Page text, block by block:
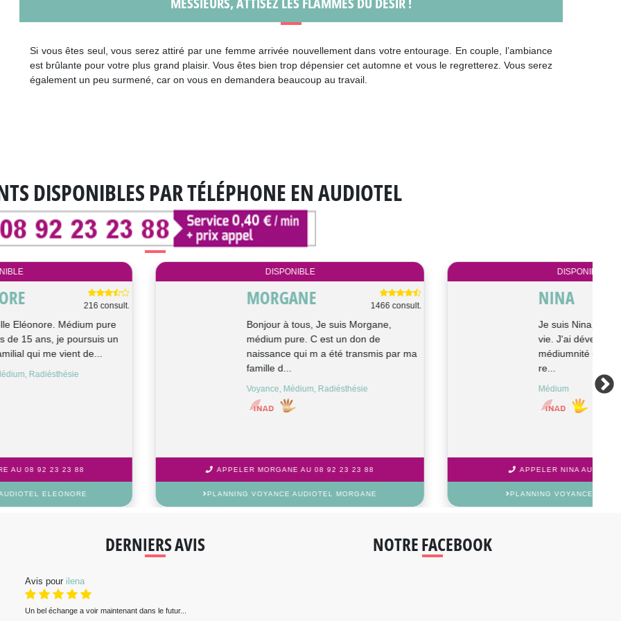
Si vous êtes seul, vous serez attiré par une femme arrivée nouvellement dans votre entourage. En couple, l’ambiance
est brûlante pour votre plus grand plaisir. Vous êtes bien trop dépensier cet automne et vous le regretterez. Vous serez
également un peu surmené, car on vous en demandera beaucoup au travail.
DISPONIBLES PAR TÉLÉPHONE EN AUDIOTEL
DISPONIBLE
NINA 4155 consult.
Je suis Nina, médium pure et coach de
vie. J'ai développé mes dons de
médiumnité depuis mon enfance. Mes
APPELER NINA AU 08 92 23 23 88
PLANNING VOYANCE AUDIOTEL NINA
DISPONIBLE
PANDORIA 520 consult.
Cartomancienne, Voyante,. Je propose
mes dons ,avec des outils ,comme
l'Oracle des Miroirs, les Médéores, l...
APPELER PANDORIA AU 08 92 23 23 88
PLANNING VOYANCE AUDIOTEL PANDORIA
DERNIERS AVIS
Avis pour ilena
Un bel échange a voir maintenant dans le futur...
NOTRE FACEBOOK